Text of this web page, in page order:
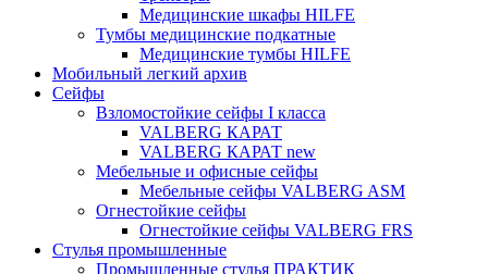
Медицинские шкафы HILFE
Тумбы медицинские подкатные
Медицинские тумбы HILFE
Мобильный легкий архив
Сейфы
Взломостойкие сейфы I класса
VALBERG КАРАТ
VALBERG КАРАТ new
Мебельные и офисные сейфы
Мебельные сейфы VALBERG ASM
Огнестойкие сейфы
Огнестойкие сейфы VALBERG FRS
Стулья промышленные
Промышленные стулья ПРАКТИК